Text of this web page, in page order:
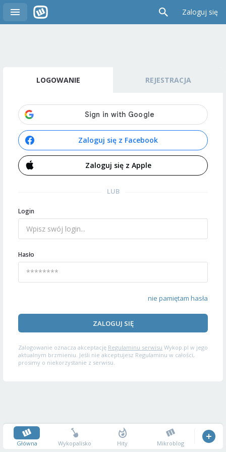
Zaloguj się
LOGOWANIE REJESTRACJA
Zaloguj się z Facebook
Zaloguj się z Apple
LUB
Login
Hasło
nie pamiętam hasła
ZALOGUJ SIĘ
Zalogowanie oznacza akceptację Regulaminu serwisu Wykop.pl w jego
aktualnym brzmieniu. Jeśli nie akceptujesz Regulaminu w całości,
prosimy o niekorzystanie z serwisu.
Główna Wykopalisko Hity Mikroblog